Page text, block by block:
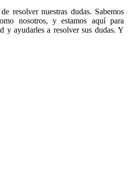
resolver nuestras dudas. Sabemos
nosotros, y estamos aquí para
y ayudarles a resolver sus dudas. Y